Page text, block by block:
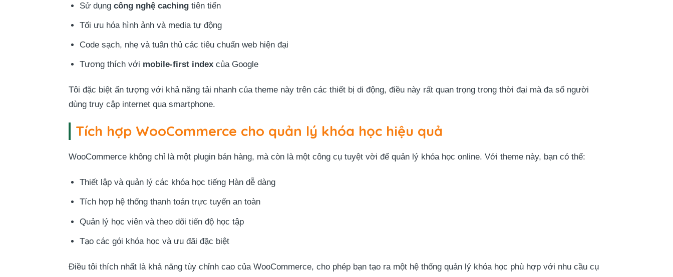
Sử dụngcông nghệ caching tiên tiến
Tối ưu hóa hình ảnh và media tự động
Code sạch, nhẹ và tuân thủ các tiêu chuẩn web hiện đại
Tương thích với mobile-first index của Google
Tôi đặc biệt ấn tượng với khả năng tải nhanh của theme này trên các thiết bị di động, điều này rất quan trọng trong thời đại mà đa số người
dùng truy cập internet qua smartphone.
Tích hợp WooCommerce cho quản lý khóa học hiệu quả
WooCommerce không chỉ là một plugin bán hàng, mà còn là một công cụ tuyệt vời để quản lý khóa học online. Với theme này, bạn có thể:
Thiết lập và quản lý các khóa học tiếng Hàn dễ dàng
Tích hợp hệ thống thanh toán trực tuyến an toàn
Quản lý học viên và theo dõi tiến độ học tập
Tạo các gói khóa học và ưu đãi đặc biệt
Điều tôi thích nhất là khả năng tùy chỉnh cao của WooCommerce, cho phép bạn tạo ra một hệ thống quản lý khóa học phù hợp với nhu cầu cụ